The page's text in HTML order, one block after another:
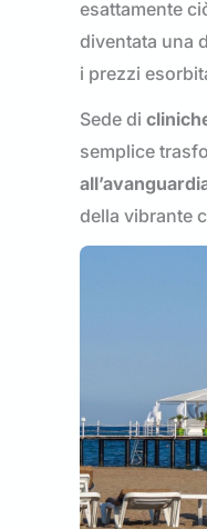
esattamente
diventata una
i prezzi
Sede di
semplice
della vibrante